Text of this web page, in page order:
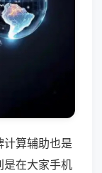
计算辅助也是
是在大家手机